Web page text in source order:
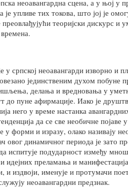
неоавангардна сцена, а у њој у
је упливе тих токова, што јој је
преовлађујући теоријски дискурс и
у српској неоавангарди изворно и
јединственим духом побуне
делања и вредновања у
до пуне афирмације. Иако је
него у време настанка
да се све необичне појаве
у форми и изразу, олако називају
овог динамичног периода је зато
испитује подударност између
идејних преламања и
и издвоји, именује и протумачи
неоавангардни предзнак.